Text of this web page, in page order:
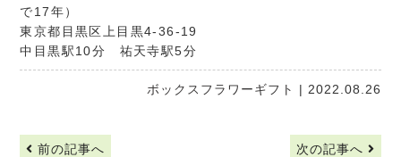
で17年）
東京都目黒区上目黒4-36-19
中目黒駅10分 祐天寺駅5分
ボックスフラワーギフト | 2022.08.26
前の記事へ 次の記事へ